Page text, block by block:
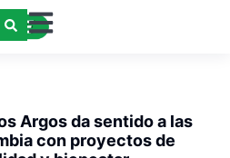
Argos da sentido a las
con proyectos de